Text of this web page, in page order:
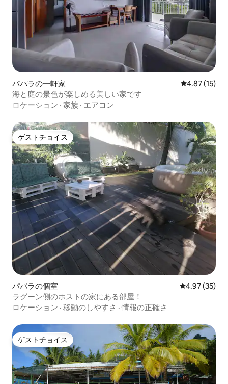
パパラの一軒家 レビュー15
4.87 (15)
海と庭の景色が楽しめる美しい家です
ロケーション · 家族 · エアコン
ゲストチョイス
ゲストチョイス
パパラの個室 レビュー35
4.97 (35)
ラグーン側のホストの家にある部屋！
ロケーション · 移動のしやすさ ·情報の正確さ
ゲストチョイス
ゲストチョイス